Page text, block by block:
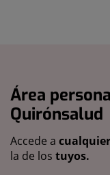
Área
Quirónsalud
Accede a
la de los tuyos.